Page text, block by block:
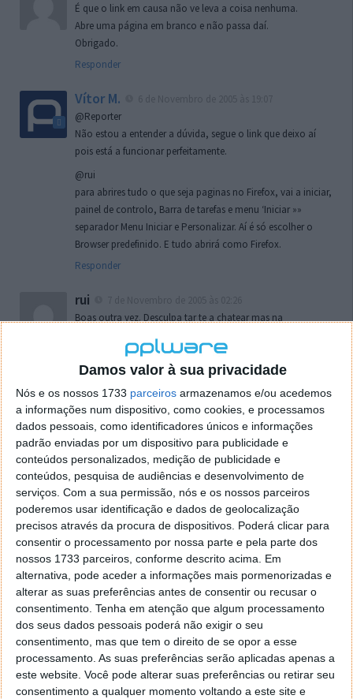
Damos valor à sua privacidade
Nós e os nossos 1733 parceiros armazenamos e/ou acedemos
a informações num dispositivo, como cookies, e processamos
dados pessoais, como identificadores únicos e informações
padrão enviadas por um dispositivo para publicidade e
conteúdos personalizados, medição de publicidade e
conteúdos, pesquisa de audiências e desenvolvimento de
serviços. Com a sua permissão, nós e os nossos parceiros
poderemos usar identificação e dados de geolocalização
precisos através da procura de dispositivos. Poderá clicar para
consentir o processamento por nossa parte e pela parte dos
nossos 1733 parceiros, conforme descrito acima. Em
alternativa, pode aceder a informações mais pormenorizadas e
alterar as suas preferências antes de consentir ou recusar o
consentimento. Tenha em atenção que algum processamento
dos seus dados pessoais poderá não exigir o seu
consentimento, mas que tem o direito de se opor a esse
processamento. As suas preferências serão aplicadas apenas a
este website. Você pode alterar suas preferências ou retirar seu
consentimento a qualquer momento voltando a este site e
É que o link em causa não ve leva a coisa nenhuma.
Abre uma página em branco e não passa daí.
Obrigado.
Responder
Vítor M.
@Reporter
Não estou a entender a dúvida, segue o link que deixo aí
pois está a funcionar perfeitamente.
@rui
para abrires tudo o que seja paginas no Firefox, vai a iniciar,
painel de controlo, Barra de tarefas e menu ‘Iniciar »»
separador Menu Iniciar e Personalizar. Aí é só escolher o
Browser predefinido. E tudo abrirá como Firefox.
Responder
rui
Boas outra vez. Desculpa tar te a chatear mas na
o firefox como browser predefenido
de control tudo e nada. Tou a comecar a desesperar, ate ja
tentei apagar o explorer na tentativa de forçar o uso do
firefox mas em vao. Kaso te lembres de outra dica fico
agradecido, caso contrario obrigado a mesma
Responder
Vítor M.
7 de Novembro de 2005 às 01:39
@Reporter
Desculpa mas o link funciona. Seja como for segue por mail
o MSn Messenger 8.
Responder
Vítor M.
7 de Novembro de 2005 às 11:21
@Rui
Tens de encontrar o que te falei. Faz da seguinte maneira,
janela iniciar e no topo dessa janela com o botão direito do
rato faz propriedades. Depois no separador Menu ‘Iniciar’
clica no botão ‘Personalizar’ aí encontrarás no separador
geral a opção para escolheres o Browser com que queres